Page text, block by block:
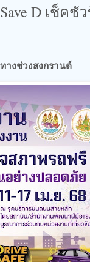
D เช็คชัว
างช่วงสงกรานต์